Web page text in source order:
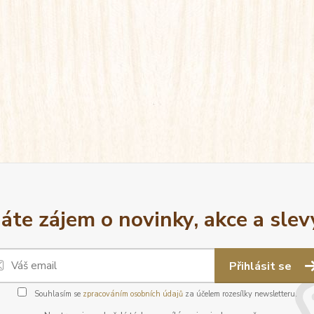
zájem o novinky, akce a
Přihlásit se
Souhlasím se zpracováním osobních údajůza účelem rozesílky newsletteru.